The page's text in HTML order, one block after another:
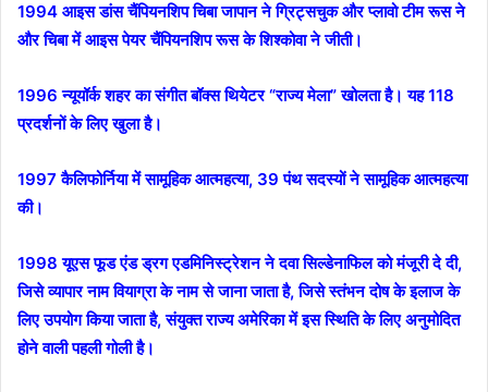
1994 आइस डांस चैंपियनशिप चिबा जापान ने ग्रिट्सचुक और प्लावो टीम रूस ने
और चिबा में आइस पेयर चैंपियनशिप रूस के शिश्कोवा ने जीती।
1996 न्यूयॉर्क शहर का संगीत बॉक्स थियेटर “राज्य मेला” खोलता है। यह 118
प्रदर्शनों के लिए खुला है।
1997 कैलिफोर्निया में सामूहिक आत्महत्या, 39 पंथ सदस्यों ने सामूहिक आत्महत्या
की।
1998 यूएस फूड एंड ड्रग एडमिनिस्ट्रेशन ने दवा सिल्डेनाफिल को मंजूरी दे दी,
जिसे व्यापार नाम वियाग्रा के नाम से जाना जाता है, जिसे स्तंभन दोष के इलाज के
लिए उपयोग किया जाता है, संयुक्त राज्य अमेरिका में इस स्थिति के लिए अनुमोदित
होने वाली पहली गोली है।